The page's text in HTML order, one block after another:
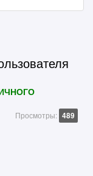
Просмотры: 489